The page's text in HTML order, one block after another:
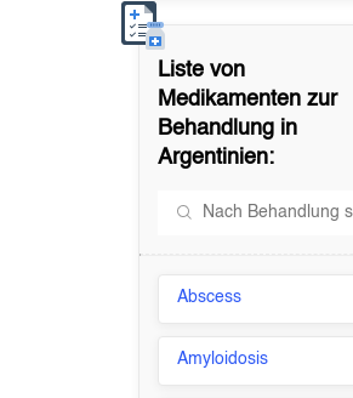
Liste von
Medikamenten zur
Behandlung in
Argentinien:
Abscess
Amyloidosis